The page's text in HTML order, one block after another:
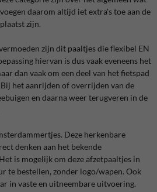
daarom altijd iet extra's toe aan de
zijn.
zijn dit paaltjes die flexibel EN
hiervan is dus vaak eveneens het
dan vaak om een deel van het fietspad
het aanrijden of overrijden van de
en daarna weer terugveren in de
Deze herkenbare
denken aan het bekende
is mogelijk om deze afzetpaaltjes in
te bestellen, zonder logo/wapen. Ook
in vaste en uitneembare uitvoering.